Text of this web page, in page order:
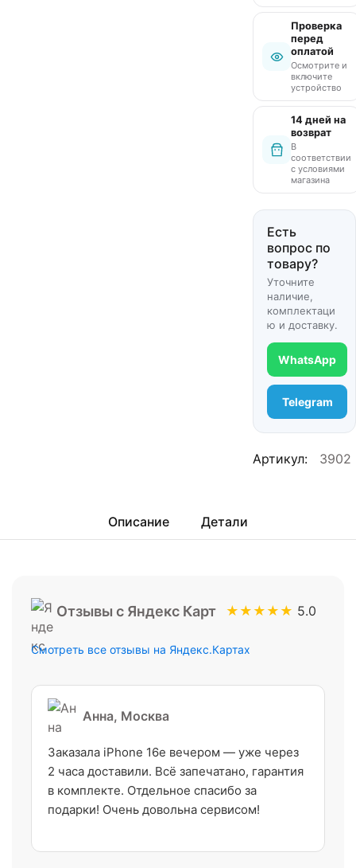
Проверка
перед
оплатой
Осмотрите и
включите
устройство
14 дней на
возврат
В
соответствии
с условиями
магазина
Есть
вопрос по
товару?
Уточните
наличие,
комплектаци
ю и доставку.
WhatsApp
Telegram
Артикул: 3902
Описание Детали
Отзывы с Яндекс Карт ★★★★★ 5.0
Смотреть все отзывы на Яндекс.Картах
Анна, Москва
Заказала iPhone 16e вечером — уже через
2 часа доставили. Всё запечатано, гарантия
в комплекте. Отдельное спасибо за
подарки! Очень довольна сервисом!